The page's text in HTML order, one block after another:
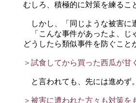
むしろ、積極的に対策を練るこ
しかし、「同じような被害に
「こんな事件があったよ、じ
どうしたら類似事件を防ぐこと
＞試食してから買った西瓜が甘
と言われても、先には進めず
＞被害に遭われた方々も対策